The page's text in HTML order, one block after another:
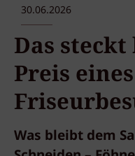
30.06.2026
Das
Preis eines
Was bleibt dem